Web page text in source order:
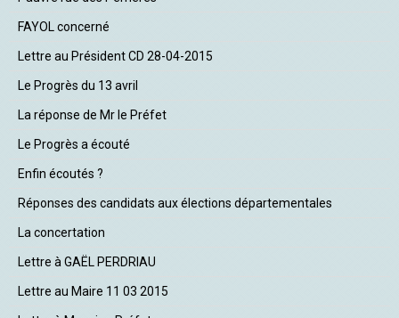
FAYOL concerné
Lettre au Président CD 28-04-2015
Le Progrès du 13 avril
La réponse de Mr le Préfet
Le Progrès a écouté
Enfin écoutés ?
Réponses des candidats aux élections départementales
La concertation
Lettre à GAËL PERDRIAU
Lettre au Maire 11 03 2015